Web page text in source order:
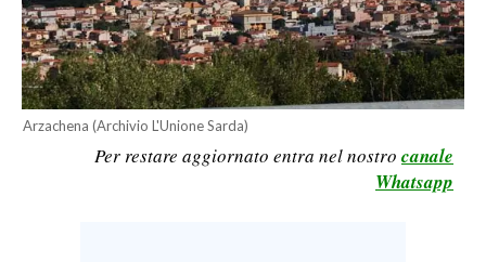
CALCIO REGIONALE
BASKET
VOLLEY
MOTORI
Arzachena (Archivio L'Unione Sarda)
Per restare aggiornato entra nel nostro canale
Whatsapp